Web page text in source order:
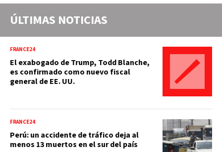
ÚLTIMAS NOTICIAS
FRANCE24
El exabogado de Trump, Todd Blanche,
es confirmado como nuevo fiscal
general de EE. UU.
FRANCE24
Perú: un accidente de tráfico deja al
menos 13 muertos en el sur del país